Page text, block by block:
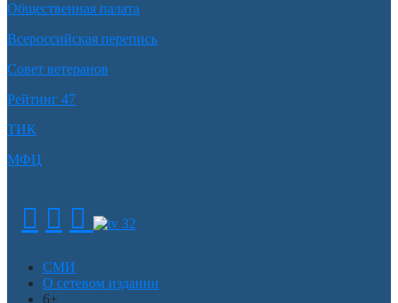
Общественная палата
Всероссийская перепись
Совет ветеранов
Рейтинг 47
ТИК
МФЦ
СМИ
О сетевом издании
6+